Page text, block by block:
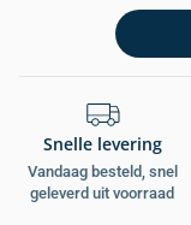
Snelle levering
Vandaag besteld, snel
geleverd uit voorraad